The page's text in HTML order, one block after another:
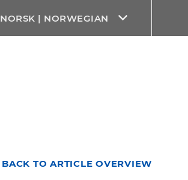
NORSK | NORWEGIAN
BACK TO ARTICLE OVERVIEW